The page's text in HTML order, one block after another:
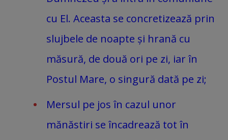
cu El. Aceasta se concretizează prin
slujbele de noapte și hrană cu
măsură, de două ori pe zi, iar în
Postul Mare, o singură dată pe zi;
Mersul pe jos în cazul unor
mănăstiri se încadrează tot în